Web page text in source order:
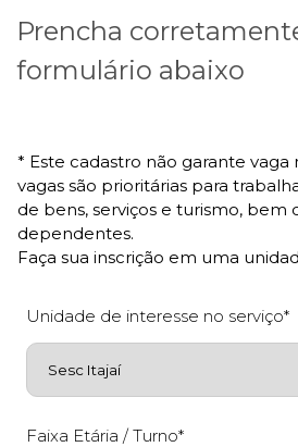
Prencha
formulário abaixo
* Este cadastro não garante vaga
vagas são prioritárias para
de bens, serviços e turismo, bem
dependentes.
Faça sua inscrição em uma
Unidade de interesse no serviço*
Faixa Etária / Turno*